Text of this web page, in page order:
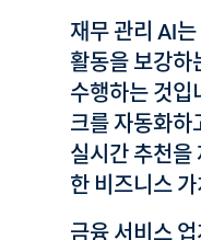
재무 관리 AI
활동을 보강하
수행하는 것입
크를 자동화하
실시간 추천을
한 비즈니스
금융 서비스